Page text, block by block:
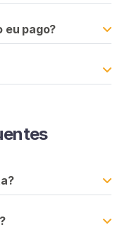
eu pago?